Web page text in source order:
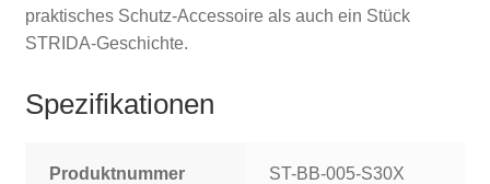
praktisches Schutz-Accessoire als auch ein Stück
STRIDA-Geschichte.
Spezifikationen
Produktnummer ST-BB-005-S30X